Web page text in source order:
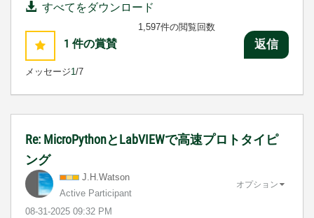
すべてをダウンロード
1 件の賞賛
メッセージ1/7
1,597件の閲覧回数
返信
Re: MicroPythonとLabVIEWで高速プロトタイピ
ング
J.H.Watson
Active Participant
‎08-31-2025 09:32 PM
オプション